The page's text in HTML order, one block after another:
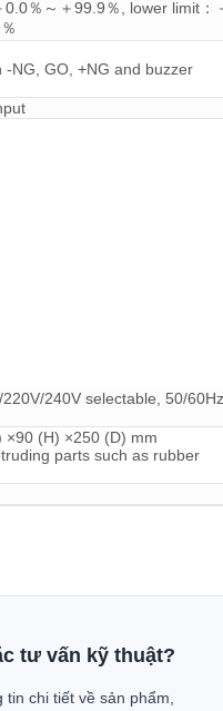
0.0％～＋99.9％, lower limit：
-NG, GO, +NG and buzzer
240V selectable, 50/
×90 (H) ×250 (D) mm
parts such as rubber
tư vấn kỹ thuật?
chi tiết về sản phẩm,